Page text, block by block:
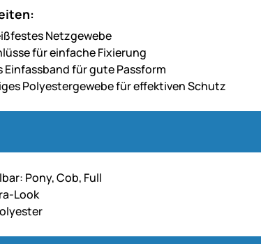
Netzgewebe
für einfache Fixierung
Einfassband für gute Passform
Polyestergewebe für effektiven Schutz
Pony, Cob, Full
Look